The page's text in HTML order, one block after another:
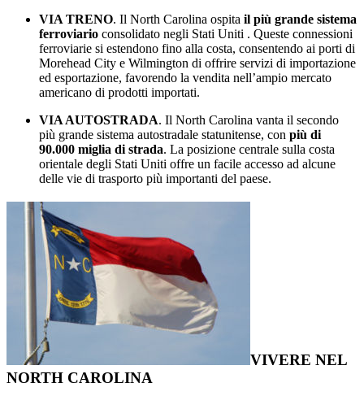
VIA TRENO. Il North Carolina ospita il più grande sistema
ferroviario consolidato negli Stati Uniti . Queste connessioni
ferroviarie si estendono fino alla costa, consentendo ai porti di
Morehead City e Wilmington di offrire servizi di importazione
ed esportazione, favorendo la vendita nell’ampio mercato
americano di prodotti importati.
VIA AUTOSTRADA. Il North Carolina vanta il secondo
più grande sistema autostradale statunitense, con più di
90.000 miglia di strada. La posizione centrale sulla costa
orientale degli Stati Uniti offre un facile accesso ad alcune
delle vie di trasporto più importanti del paese.
VIVERE NEL
NORTH CAROLINA